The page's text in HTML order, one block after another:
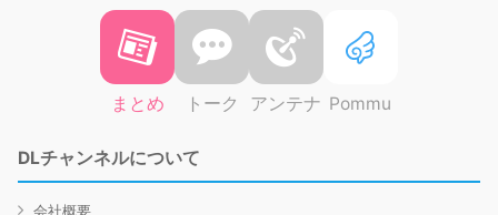
まとめ トーク アンテナ Pommu
DLチャンネルについて
会社概要